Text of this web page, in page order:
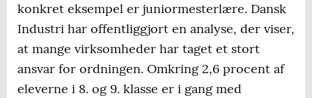
konkret eksempel er juniormesterlære. Dansk
Industri har offentliggjort en analyse, der viser,
at mange virksomheder har taget et stort
ansvar for ordningen. Omkring 2,6 procent af
eleverne i 8. og 9. klasse er i gang med